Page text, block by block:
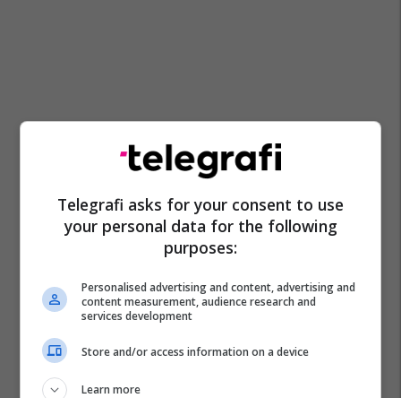
Telegrafi asks for your consent to use
your personal data for the following
purposes:
Personalised advertising and content, advertising and
content measurement, audience research and
services development
Store and/or access information on a device
Learn more